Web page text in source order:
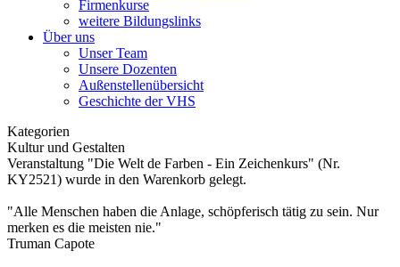
Firmenkurse
weitere Bildungslinks
Über uns
Unser Team
Unsere Dozenten
Außenstellenübersicht
Geschichte der VHS
Kategorien
Kultur und Gestalten
Veranstaltung "Die Welt de Farben - Ein Zeichenkurs" (Nr.
KY2521) wurde in den Warenkorb gelegt.
"Alle Menschen haben die Anlage, schöpferisch tätig zu sein. Nur
merken es die meisten nie."
Truman Capote